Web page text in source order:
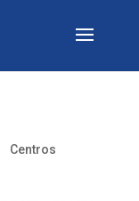
Centros